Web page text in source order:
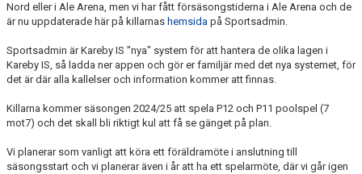
Nord eller i Ale Arena, men vi har fått försäsongstiderna i Ale Arena och de
är nu uppdaterade här på killarnas hemsida på Sportsadmin.
Sportsadmin är Kareby IS "nya" system för att hantera de olika lagen i
Kareby IS, så ladda ner appen och gör er familjär med det nya systemet, för
det är där alla kallelser och information kommer att finnas.
Killarna kommer säsongen 2024/25 att spela P12 och P11 poolspel (7
mot7) och det skall bli riktigt kul att få se gänget på plan.
Vi planerar som vanligt att köra ett föräldramöte i anslutning till
säsongsstart och vi planerar även i år att ha ett spelarmöte, där vi går igen